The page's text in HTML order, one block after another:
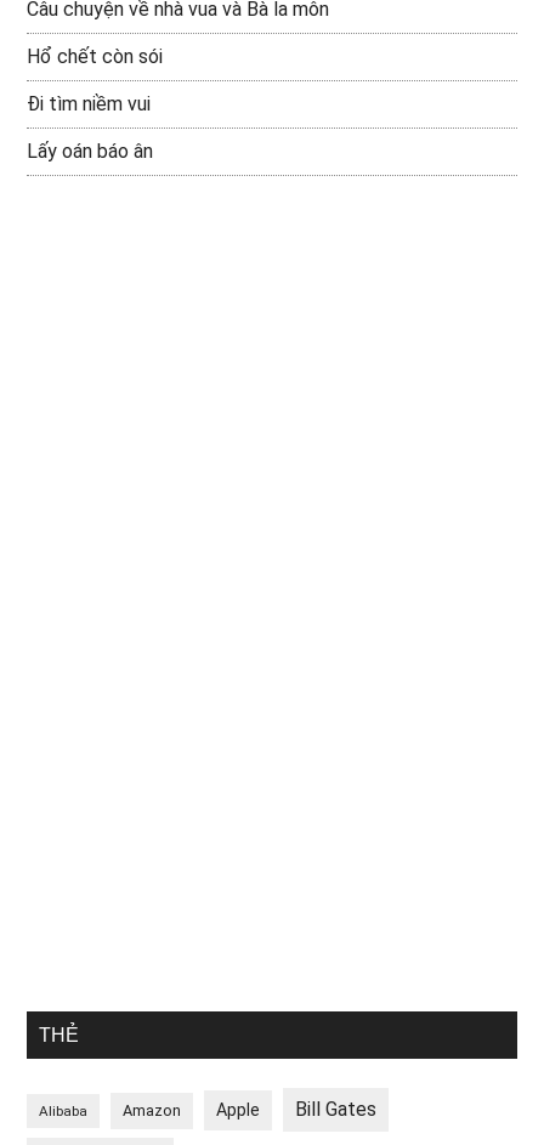
Câu chuyện về nhà vua và Bà la môn
Hổ chết còn sói
Đi tìm niềm vui
Lấy oán báo ân
THẺ
Alibaba Amazon Apple Bill Gates